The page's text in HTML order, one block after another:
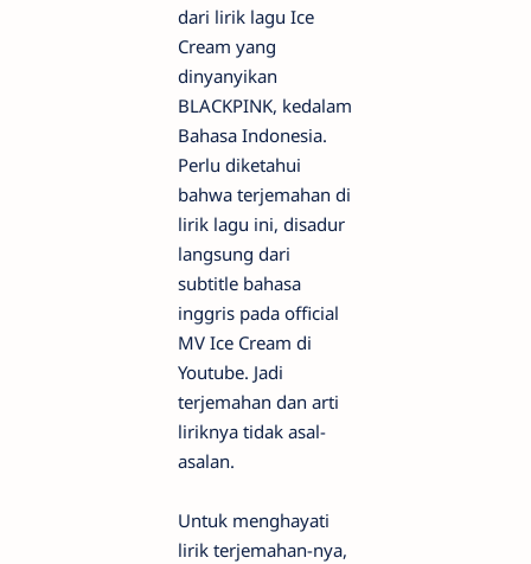
dari lirik lagu Ice
Cream yang
dinyanyikan
BLACKPINK, kedalam
Bahasa Indonesia.
Perlu diketahui
bahwa terjemahan di
lirik lagu ini, disadur
langsung dari
subtitle bahasa
inggris pada official
MV Ice Cream di
Youtube. Jadi
terjemahan dan arti
liriknya tidak asal-
asalan.
Untuk menghayati
lirik terjemahan-nya,